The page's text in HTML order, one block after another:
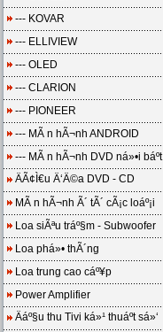
--- KOVAR
--- ELLIVIEW
--- OLED
--- CLARION
--- PIONEER
--- MÃ n hÃ¬nh ANDROID
--- MÃ n hÃ¬nh DVD ná»•i báº­t
ÄÃ¢Ì€u Ä‘Ä©a DVD - CD
MÃ n hÃ¬nh Ã´ tÃ´ cÃ¡c loáº¡i
Loa siÃªu tráº§m - Subwoofer
Loa phá»• thÃ´ng
Loa trung cao cáº¥p
Power Amplifier
Äáº§u thu Tivi ká»¹ thuáº­t sá»‘